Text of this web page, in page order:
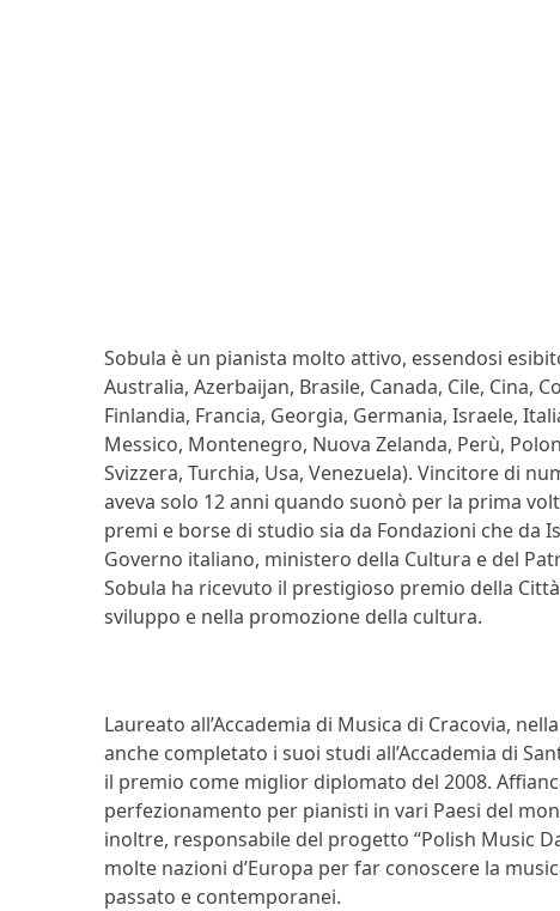
Sobula è un pianista molto attivo, essendosi
Australia, Azerbaijan, Brasile, Canada, Cile, Cina,
Finlandia, Francia, Georgia, Germania, Israele,
Messico, Montenegro, Nuova Zelanda, Perù,
Svizzera, Turchia, Usa, Venezuela). Vincitore di
aveva solo 12 anni quando suonò per la prima
premi e borse di studio sia da Fondazioni che da
Governo italiano, ministero della Cultura e del
Sobula ha ricevuto il prestigioso premio della
sviluppo e nella promozione della cultura.
Laureato all’Accademia di Musica di Cracovia,
anche completato i suoi studi all’Accademia di
il premio come miglior diplomato del 2008.
perfezionamento per pianisti in vari Paesi del
inoltre, responsabile del progetto “Polish Music
molte nazioni d’Europa per far conoscere la
passato e contemporanei.